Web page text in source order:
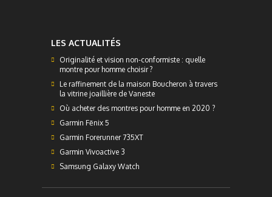
LES ACTUALITÉS
Originalité et vision non-conformiste : quelle
montre pour homme choisir ?
Le raffinement de la maison Boucheron à travers
la vitrine joaillière de Vaneste
Où acheter des montres pour homme en 2020 ?
Garmin Fēnix 5
Garmin Forerunner 735XT
Garmin Vivoactive 3
Samsung Galaxy Watch